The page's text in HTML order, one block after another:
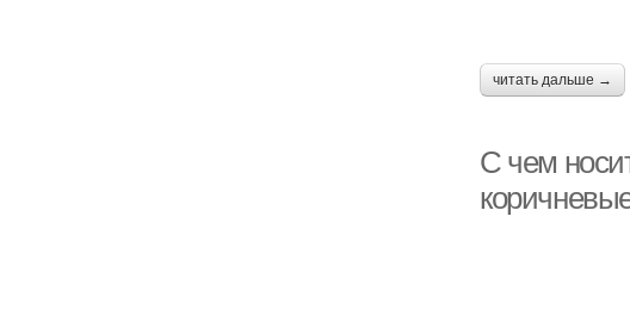
читать дальше →
С чем